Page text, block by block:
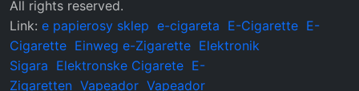
All rights reserved.
Link: e papierosy sklep e-cigareta E-Cigarette E-
Cigarette Einweg e-Zigarette Elektronik
Sigara Elektronske Cigarete E-
Zigaretten Vapeador Vapeador